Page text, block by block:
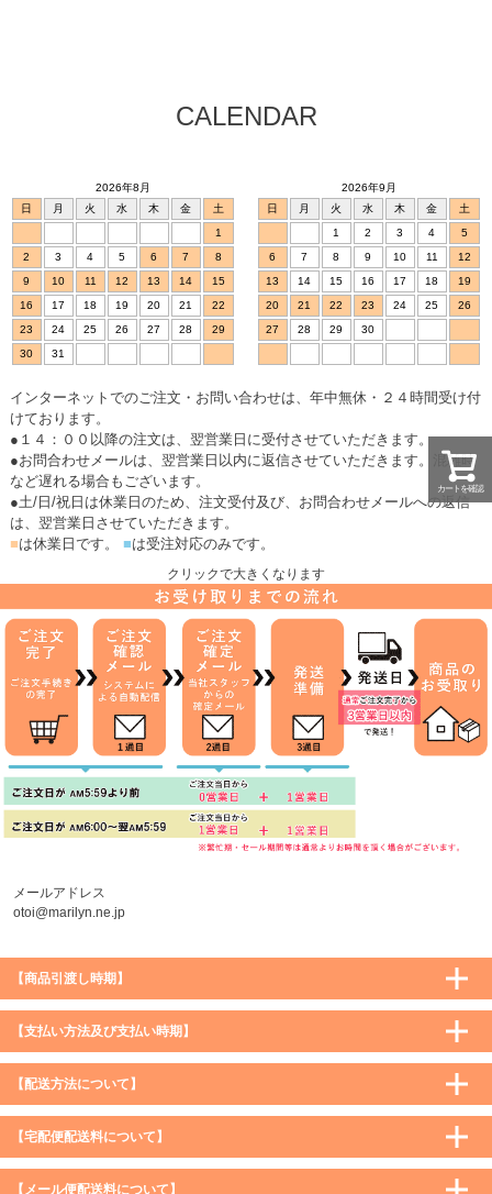
カートを確認
CALENDAR
2026年8月
日
月 火 水 木 金
土
1
2
3 4 5 6 7
8
9
10 11 12 13 14
15
16
17 18 19 20 21
22
23
24 25 26 27 28
29
30
31
2026年9月
日
月 火 水 木 金
土
1
2 3 4
5
6
7 8 9 10 11
12
13
14 15 16 17 18
19
20
21 22 23 24 25
26
27
28 29 30
インターネットでのご注文・お問い合わせは、年中無休・２４時間受け付
けております。
●１４：００以降の注文は、翌営業日に受付させていただきます。
●お問合わせメールは、翌営業日以内に返信させていただきます。混雑時
など遅れる場合もございます。
●土/日/祝日は休業日のため、注文受付及び、お問合わせメールへの返信
は、翌営業日させていただきます。
■は休業日です。 ■は受注対応のみです。
クリックで大きくなります
メールアドレス
otoi@marilyn.ne.jp
【商品引渡し時期】
【支払い方法及び支払い時期】
【配送方法について】
【宅配便配送料について】
購入価格 ／ 地域 通常 沖縄・離島など一部地域
【メール便配送料について】